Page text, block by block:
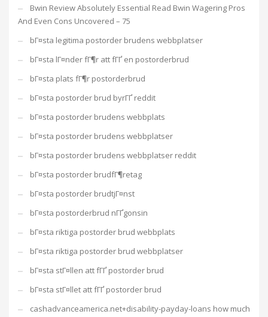
Bwin Review Absolutely Essential Read Bwin Wagering Pros
And Even Cons Uncovered – 75
bГ¤sta legitima postorder brudens webbplatser
bГ¤sta lГ¤nder fГ¶r att fГҐ en postorderbrud
bГ¤sta plats fГ¶r postorderbrud
bГ¤sta postorder brud byrГҐ reddit
bГ¤sta postorder brudens webbplats
bГ¤sta postorder brudens webbplatser
bГ¤sta postorder brudens webbplatser reddit
bГ¤sta postorder brudfГ¶retag
bГ¤sta postorder brudtjГ¤nst
bГ¤sta postorderbrud nГҐgonsin
bГ¤sta riktiga postorder brud webbplats
bГ¤sta riktiga postorder brud webbplatser
bГ¤sta stГ¤llen att fГҐ postorder brud
bГ¤sta stГ¤llet att fГҐ postorder brud
cashadvanceamerica.net+disability-payday-loans how much